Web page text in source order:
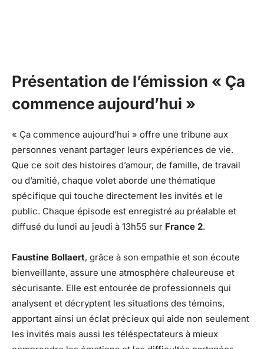
Présentation de l’émission « Ça
commence aujourd’hui »
« Ça commence aujourd’hui » offre une tribune aux
personnes venant partager leurs expériences de vie.
Que ce soit des histoires d’amour, de famille, de travail
ou d’amitié, chaque volet aborde une thématique
spécifique qui touche directement les invités et le
public. Chaque épisode est enregistré au préalable et
diffusé du lundi au jeudi à 13h55 sur France 2.
Faustine Bollaert, grâce à son empathie et son écoute
bienveillante, assure une atmosphère chaleureuse et
sécurisante. Elle est entourée de professionnels qui
analysent et décryptent les situations des témoins,
apportant ainsi un éclat précieux qui aide non seulement
les invités mais aussi les téléspectateurs à mieux